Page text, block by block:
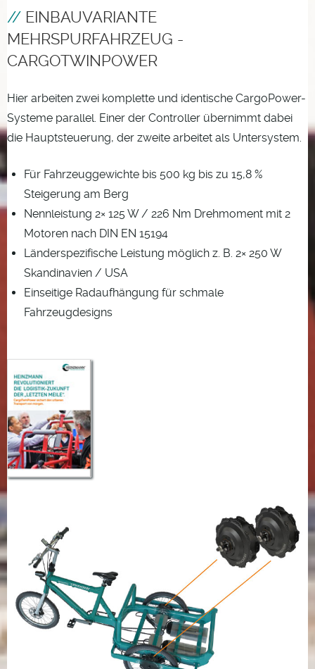
EINBAUVARIANTE
MEHRSPURFAHRZEUG -
CARGOTWINPOWER
Hier arbeiten zwei komplette und identische CargoPower-
Systeme parallel. Einer der Controller übernimmt dabei
die Hauptsteuerung, der zweite arbeitet als Untersystem.
Für Fahrzeuggewichte bis 500 kg bis zu 15,8 %
Steigerung am Berg
Nennleistung 2× 125 W / 226 Nm Drehmoment mit 2
Motoren nach DIN EN 15194
Länderspezifische Leistung möglich z. B. 2× 250 W
Skandinavien / USA
Einseitige Radaufhängung für schmale
Fahrzeugdesigns